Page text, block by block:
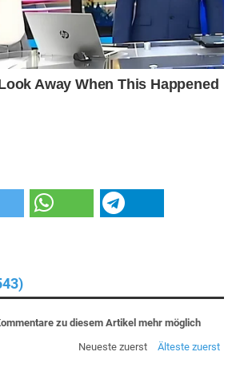
zu diesem Artikel mehr möglich
Neueste zuerst
Älteste zuerst